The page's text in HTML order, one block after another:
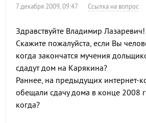
7 декабря 2009, 09:47 Ссылка на вопрос
Здравствуйте Владимир Лазаревич!
Скажите пожалуйста, если Вы
когда закончатся мучения
сдадут дом на Карякина?
Раннее, на предыдущих интернет-
обещали сдачу дома в конце 2008
когда?